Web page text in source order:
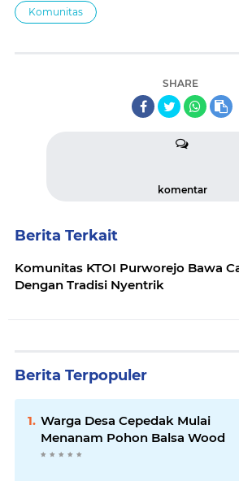
Komunitas
SHARE
komentar
Berita Terkait
Komunitas KTOI Purworejo Bawa
Dengan Tradisi Nyentrik
Berita Terpopuler
Warga Desa Cepedak Mulai
Menanam Pohon Balsa Wood